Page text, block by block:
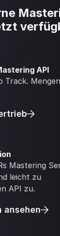
API
Track.
Mastering
leicht zu
API zu.
ansehen